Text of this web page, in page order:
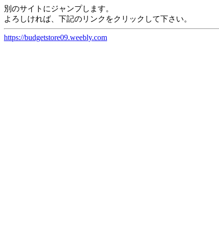
別のサイトにジャンプします。
よろしければ、下記のリンクをクリックして下さい。
https://budgetstore09.weebly.com